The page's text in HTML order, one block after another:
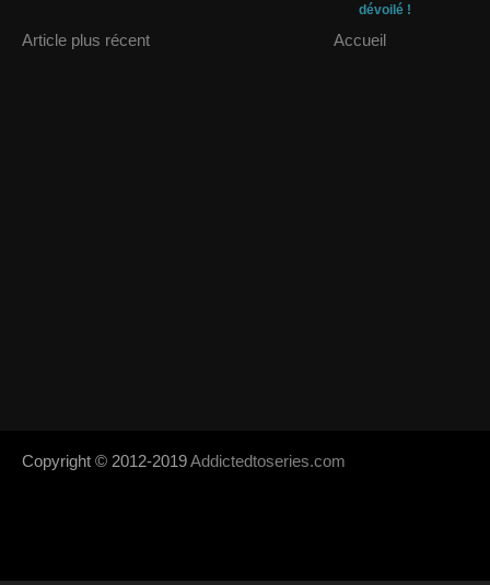
dévoilé !
Article plus récent Accueil
Copyright © 2012-2019Addictedtoseries.com